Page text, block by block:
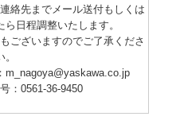
絡先までメール送付もしくは
日程調整いたします。
ございますのでご了承くださ
。
m_nagoya@yaskawa.co.jp
：0561-36-9450